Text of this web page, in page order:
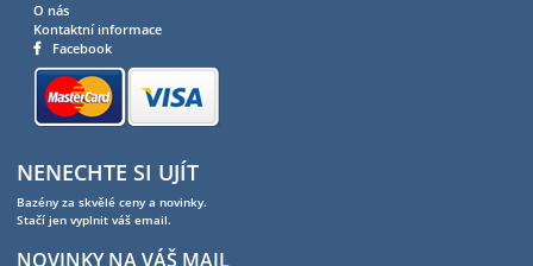
O nás
Kontaktní informace
Facebook
NENECHTE SI UJÍT
Bazény za skvělé ceny a novinky.
Stačí jen vyplnit váš email.
NOVINKY NA VÁŠ MAIL